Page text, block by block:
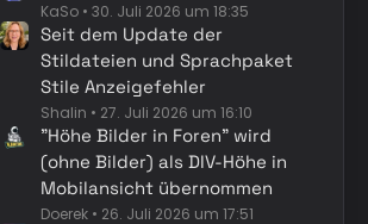
KaSo 30. Juli 2026 um 18:35
Seit dem Update der
Stildateien und Sprachpaket
Stile Anzeigefehler
Shalin 27. Juli 2026 um 16:10
"Höhe Bilder in Foren" wird
(ohne Bilder) als DIV-Höhe in
Mobilansicht übernommen
Doerek 26. Juli 2026 um 17:51